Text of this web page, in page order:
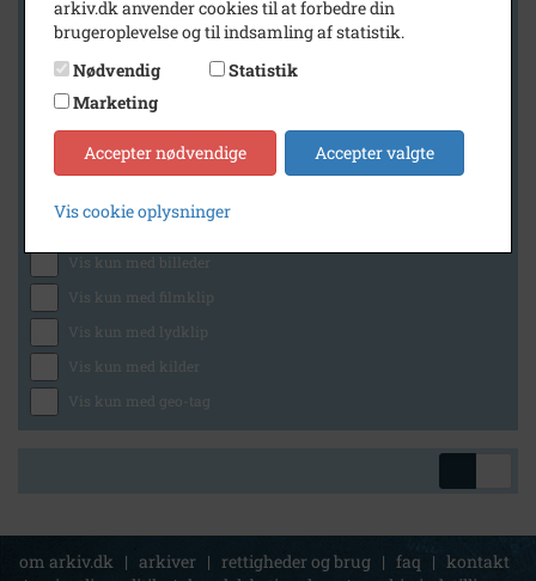
Kalundborg Lokalarkiv
Generelt
Vis kun med billeder
Vis kun med filmklip
Vis kun med lydklip
Vis kun med kilder
Vis kun med geo-tag
om arkiv.dk | arkiver | rettigheder og brug | faq | kontakt
arkiv.dk anvender cookies til at forbedre din
brugeroplevelse og til indsamling af statistik.
Nødvendig
Statistik
Marketing
Accepter nødvendige Accepter valgte
Vis cookie oplysninger